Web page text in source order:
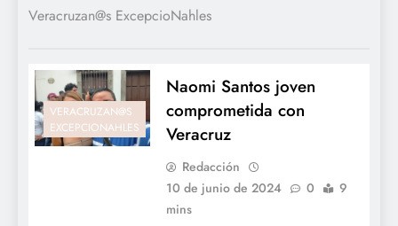
Veracruzan@s ExcepcioNahles
VERACRUZAN@S
EXCEPCIONAHLES
Naomi Santos joven
comprometida con
Veracruz
Redacción
10 de junio de 2024
0
9
mins